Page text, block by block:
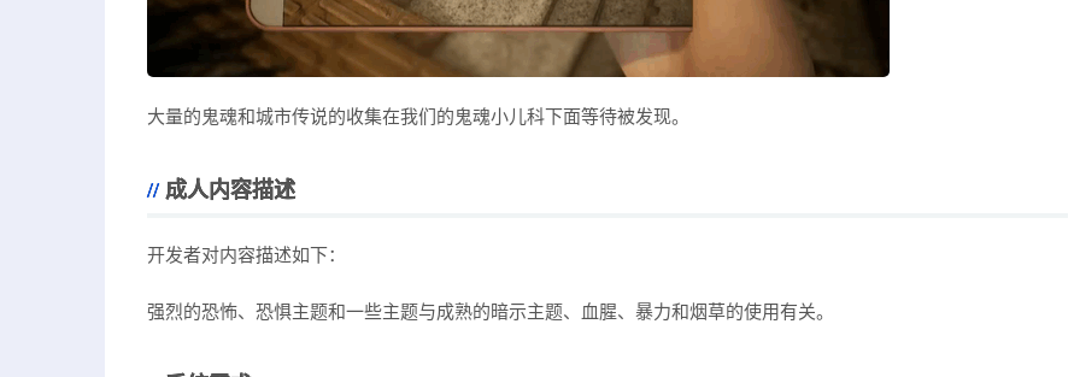
大量的鬼魂和城市传说的收集在我们的鬼魂小儿科下面等待被发现。
成人内容描述
开发者对内容描述如下：
强烈的恐怖、恐惧主题和一些主题与成熟的暗示主题、血腥、暴力和烟草的使用有关。